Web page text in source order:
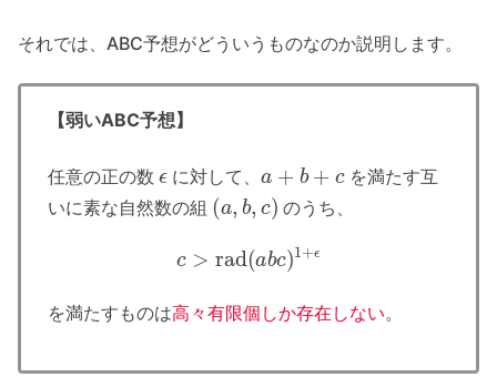
それでは、ABC予想がどういうものなのか説明します。
【弱いABC予想】
任意の正の数 に対して、 b+
を満たす互
いに素な自然数の組 ( ,b ) のうち、
> (a c )1+ϵ
を満たすものは高々有限個しか存在しない。